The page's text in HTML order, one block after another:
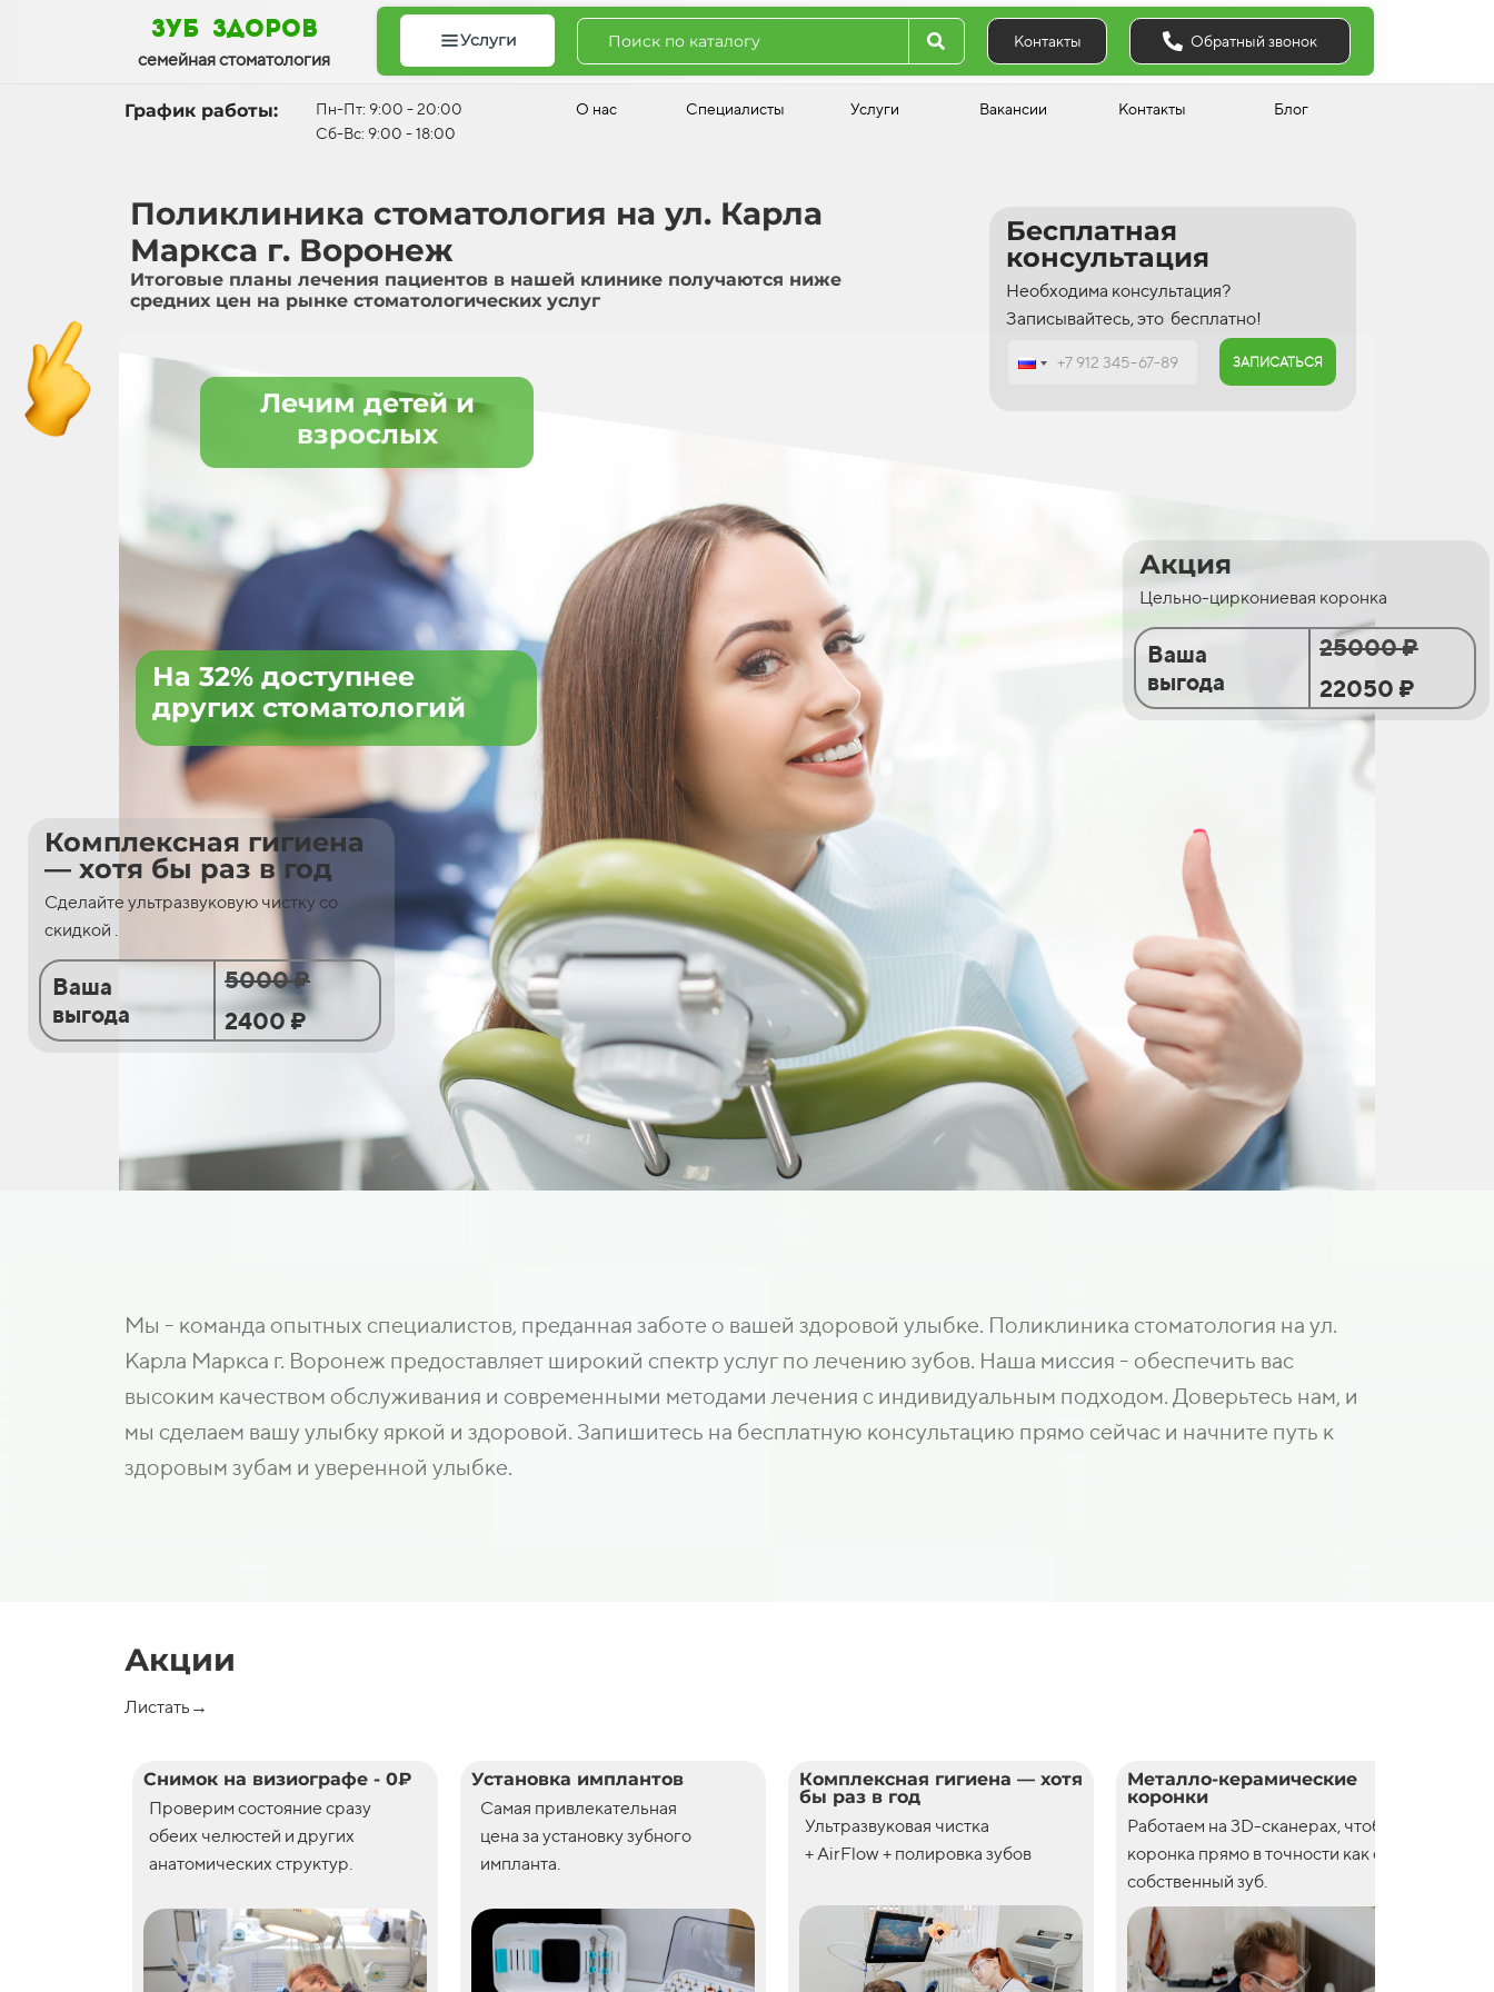
зуб здоров
семейная стоматология
Услуги Контакты Обратный звонок
График работы:
Пн-Пт: 9:00 - 20:00
Сб-Вс: 9:00 - 18:00
О нас Специалисты Услуги Вакансии Контакты Блог
Бесплатная
консультация
Необходима консультация?
Записывайтесь, это бесплатно!
ЗАПИСАТЬСЯ
Акция
Цельно-циркониевая коронка
Ваша
выгода
25000 ₽
22050 ₽
Комплексная гигиена
— хотя бы раз в год
Сделайте ультразвуковую чистку со
скидкой .
Ваша
выгода
5000 ₽
2400 ₽
Лечим детей и
взрослых
Поликлиника стоматология на ул. Карла
Маркса г. Воронеж
Итоговые планы лечения пациентов в нашей клинике получаются ниже
средних цен на рынке стоматологических услуг
На 32% доступнее
других стоматологий
Мы - команда опытных специалистов, преданная заботе о вашей здоровой улыбке. Поликлиника стоматология на ул.
Карла Маркса г. Воронеж предоставляет широкий спектр услуг по лечению зубов. Наша миссия - обеспечить вас
высоким качеством обслуживания и современными методами лечения с индивидуальным подходом. Доверьтесь нам, и
мы сделаем вашу улыбку яркой и здоровой. Запишитесь на бесплатную консультацию прямо сейчас и начните путь к
здоровым зубам и уверенной улыбке.
Акции
Листать→
Снимок на визиографе - 0₽
Проверим состояние сразу
обеих челюстей и других
анатомических структур.
Установка имплантов
Самая привлекательная
цена за установкузубного
импланта.
Комплексная гигиена — хотя
бы раз в год
Ультразвуковая чистка
+ AirFlow + полировка зубов
Металло-керамические
коронки
Работаем на 3D-сканерах, чтобы
коронка прямо в точности как свой
собственный зуб.